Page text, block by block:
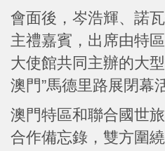
會面後，岑浩輝、諾
主禮嘉賓，出席由特
大使館共同主辦的大
澳門”馬德里路展閉幕
澳門特區和聯合國世
合作備忘錄，雙方圍